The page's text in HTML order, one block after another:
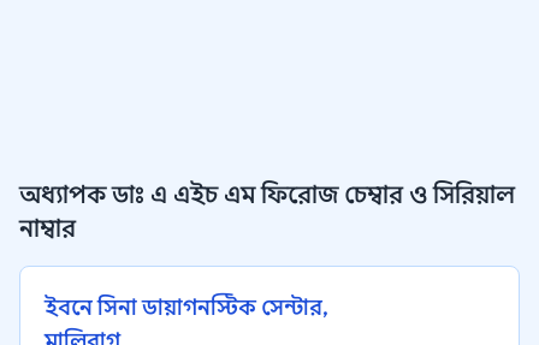
অধ্যাপক ডাঃ এ এইচ এম ফিরোজ চেম্বার ও সিরিয়াল
নাম্বার
ইবনে সিনা ডায়াগনস্টিক সেন্টার,